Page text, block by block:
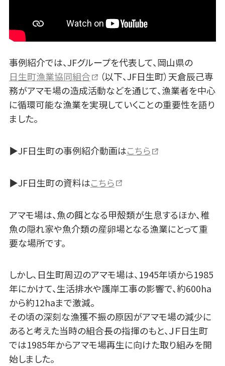
事例紹介では、JFグループを代表して、岡山県の
日生町漁業協同組合
（以下、JF日生町）天倉辰己専
務がアマモ場の造成活動などを通じて、漁業者を中心
に循環可能な漁業を実現していくことの重要性を語り
ました。
▶JF日生町の事例紹介動画はこちら
▶JF日生町の資料はこちら
アマモ場は、魚の餌となる甲殻類が生息するほか、稚
魚の隠れ家や魚介類の産卵場となる漁業にとって重
要な場所です。
しかし、日生町周辺のアマモ場は、1945年頃から1985
年にかけて、生活排水や護岸工事の影響で、約600ha
から約12haまで激減。
その頃の深刻な漁獲不振の原因がアマモ場の減少に
あると考えた当時の組合長の指揮のもと、ＪＦ日生町
では1985年からアマモ場再生に向けた取り組みを開
始しました。